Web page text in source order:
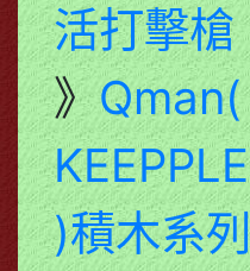
活打擊槍
》Qman(
)積木系列